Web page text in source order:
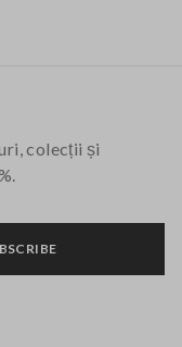
colecții și